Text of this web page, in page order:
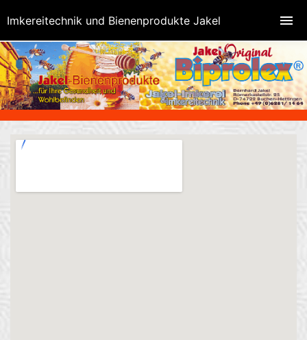
Imkereitechnik und Bienenprodukte Jakel